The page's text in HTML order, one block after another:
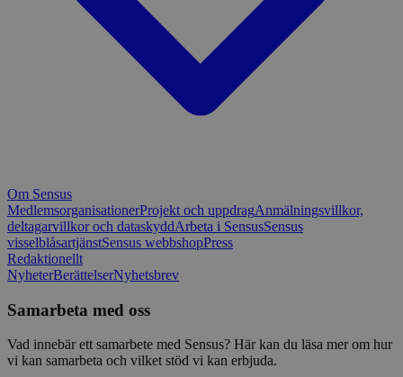
Om Sensus
MedlemsorganisationerProjekt och uppdragAnmälningsvillkor,
deltagarvillkor och dataskyddArbeta i SensusSensus
visselblåsartjänstSensus webbshopPress
Redaktionellt
NyheterBerättelserNyhetsbrev
Samarbeta med oss
Vad innebär ett samarbete med Sensus? Här kan du läsa mer om hur
vi kan samarbeta och vilket stöd vi kan erbjuda.